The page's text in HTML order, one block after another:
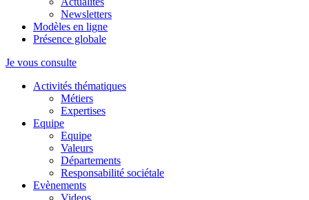
Newsletters
Modèles en ligne
Présence globale
Je vous consulte
Activités thématiques
Métiers
Expertises
Equipe
Equipe
Valeurs
Départements
Responsabilité sociétale
Evènements
Videos